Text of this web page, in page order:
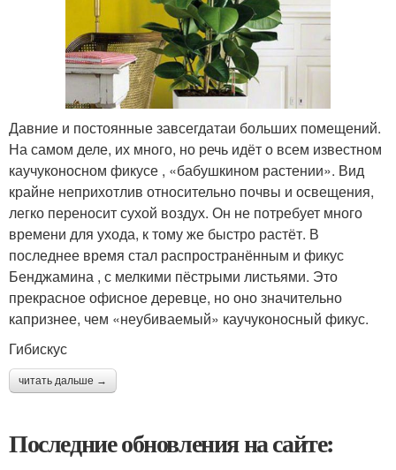
Давние и постоянные завсегдатаи больших помещений.
На самом деле, их много, но речь идёт о всем известном
каучуконосном фикусе , «бабушкином растении». Вид
крайне неприхотлив относительно почвы и освещения,
легко переносит сухой воздух. Он не потребует много
времени для ухода, к тому же быстро растёт. В
последнее время стал распространённым и фикус
Бенджамина , с мелкими пёстрыми листьями. Это
прекрасное офисное деревце, но оно значительно
капризнее, чем «неубиваемый» каучуконосный фикус.
Гибискус
читать дальше →
Последние обновления на сайте: